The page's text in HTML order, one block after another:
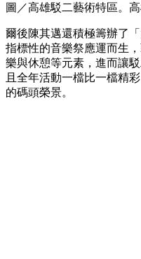
圖／高雄駁二藝術特區。
爾後陳其邁還積極籌辦了
指標性的音樂祭應運而生
樂與休憩等元素，進而讓
且全年活動一檔比一檔精
的碼頭榮景。